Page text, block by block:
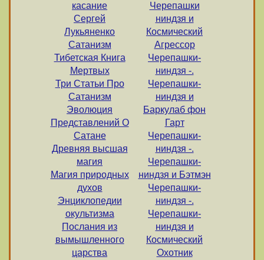
касание
Сергей
Лукьяненко
Сатанизм
Тибетская Книга
Мертвых
Три Статьи Про
Сатанизм
Эволюция
Представлений О
Сатане
Древняя высшая
магия
Магия природных
духов
Энциклопедии
окультизма
Послания из
вымышленного
царства
Черепашки
ниндзя и
Космический
Агрессор
Черепашки-
ниндзя -.
Черепашки-
ниндзя и
Баркулаб фон
Гарт
Черепашки-
ниндзя -.
Черепашки-
ниндзя и Бэтмэн
Черепашки-
ниндзя -.
Черепашки-
ниндзя и
Космический
Охотник